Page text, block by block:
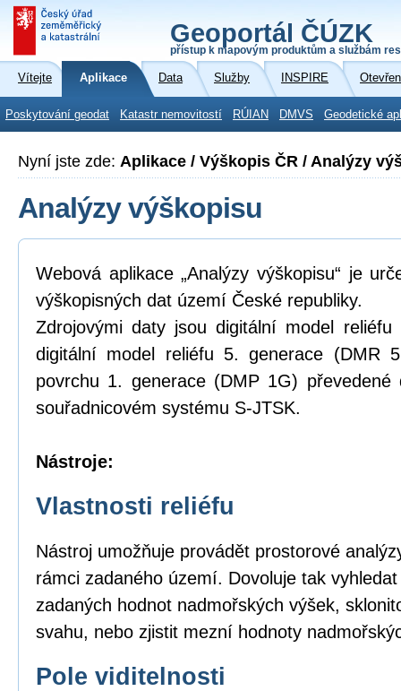
Geoportál ČÚZK
přístup k mapovým produktům a službám
Vítejte Aplikace Data Služby INSPIRE
Poskytování geodat Katastr nemovitostí RÚIAN DMVS Geodetické
Nyní jste zde: Aplikace / Výškopis ČR / Analýzy
Analýzy výškopisu
Webová aplikace „Analýzy výškopisu“ je
výškopisných dat území České republiky.
Zdrojovými daty jsou digitální model
digitální model reliéfu 5. generace (DMR
povrchu 1. generace (DMP 1G)
souřadnicovém systému S-JTSK.
Nástroje:
Vlastnosti reliéfu
Nástroj umožňuje provádět prostorové
rámci zadaného území. Dovoluje tak
zadaných hodnot nadmořských výšek,
svahu, nebo zjistit mezní hodnoty
Pole viditelnosti